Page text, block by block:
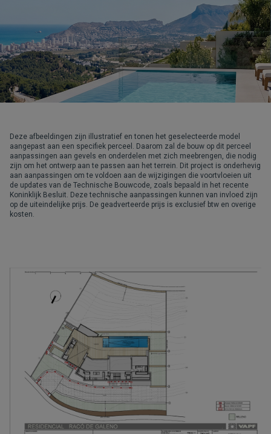
Deze afbeeldingen zijn illustratief en tonen het geselecteerde model
aangepast aan een specifiek perceel. Daarom zal de bouw op dit perceel
aanpassingen aan gevels en onderdelen met zich meebrengen, die nodig
zijn om het ontwerp aan te passen aan het terrein. Dit project is onderhevig
aan aanpassingen om te voldoen aan de wijzigingen die voortvloeien uit
de updates van de Technische Bouwcode, zoals bepaald in het recente
Koninklijk Besluit. Deze technische aanpassingen kunnen van invloed zijn
op de uiteindelijke prijs. De geadverteerde prijs is exclusief btw en overige
kosten.